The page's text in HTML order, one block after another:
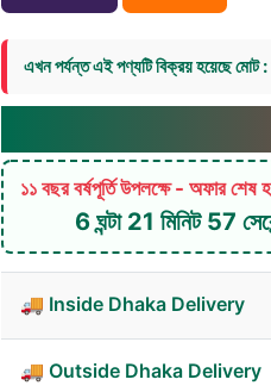
এখন পর্যন্ত এই পণ্যটি বিক্রয় হয়েছে মোট :
১১ বছর বর্ষপূর্তি উপলক্ষে - অফার শেষ
6 ঘন্টা 21 মিনিট 55
🚚 Inside Dhaka Delivery
🚚 Outside Dhaka Delivery